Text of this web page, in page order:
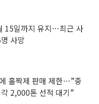
15일까지 유지…최근 사
사망
홀짝제 판매 제한…”중
2,000톤 선적 대기”